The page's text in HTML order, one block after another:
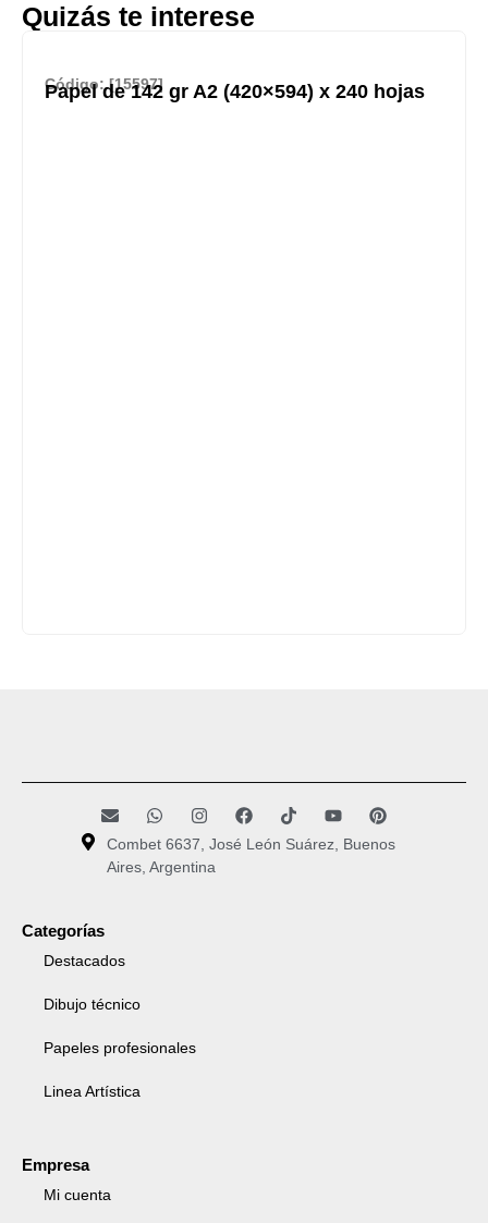
Quizás te interese
Código: [15597]
Papel de 142 gr A2 (420×594) x 240 hojas
Combet 6637, José León Suárez, Buenos
Aires, Argentina
Categorías
Destacados
Dibujo técnico
Papeles profesionales
Linea Artística
Empresa
Mi cuenta